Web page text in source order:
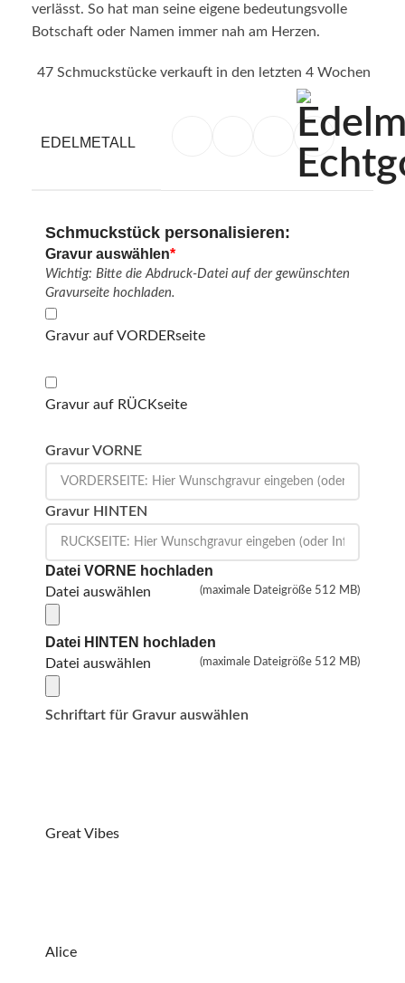
verlässt. So hat man seine eigene bedeutungsvolle
Botschaft oder Namen immer nah am Herzen.
47 Schmuckstücke verkauft in den letzten 4 Wochen
EDELMETALL
Schmuckstück personalisieren:
*
Gravur auswählen
Wichtig: Bitte die Abdruck-Datei auf der gewünschten
Gravurseite hochladen.
Gravur auf VORDERseite
Gravur auf RÜCKseite
Gravur VORNE
Gravur HINTEN
Datei VORNE hochladen
Datei auswählen (maximale Dateigröße 512 MB)
Datei HINTEN hochladen
Datei auswählen (maximale Dateigröße 512 MB)
Schriftart für Gravur auswählen
Great Vibes
Alice